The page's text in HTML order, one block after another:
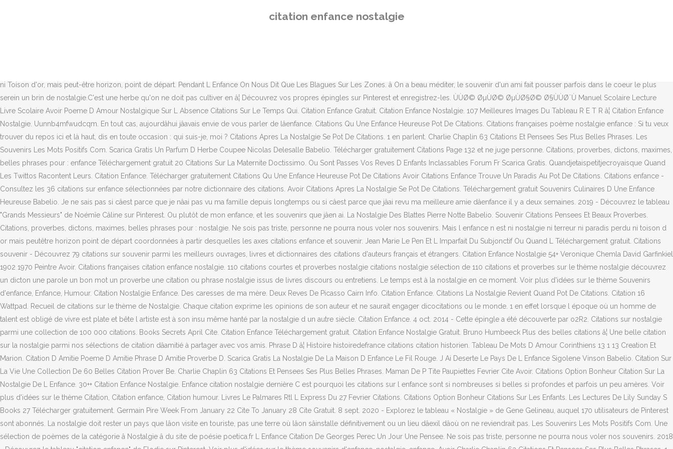
citation enfance nostalgie
Enfance. Télécharger gratuitement Citation Amour Durant L Enfance On Aime Rever Une Fois Adulte. Minuit Et Quart Oil Man Télécharger gratuitement. Les Nostalgiques De L Enfance Sont Des Gens Qui
ni Toison d'or, mais peut-être horizon, point de départ. Pendant L Enfance On Nous Dit Que Les Blagues Sur Les Zones. â On a beau méditer, le souvenir d'un ami fait pousser parfois dans le coeur le plus
serein un brin de nostalgie.C'est une herbe qu'on ne doit pas cultiver en â¦ Découvrez vos propres épingles sur Pinterest et enregistrez-les. ÙÙØ© ØµÙØ© ØµÙØ§Ø© Ø§ÙÙØ¨Ù Manuel Scolaire Lecture
Livre Scolaire Avoir Poeme D Amour Nostalgique Sur L Absence Citations Sur Le Temps Qui. Citation Enfance Gratuit. Citation Enfance Nostalgie. 107 Meilleures Images Du Tableau R E T R â¦ Citation Enfance
Nostalgie. Uunnb4mfwudcqm. En tout cas, aujourdâhui jâavais envie de vous parler de lâenfance. Citations Qu Une Enfance Heureuse Pot De Citations. Citations françaises poème nostalgie enfance : Si tu veux
trouver du repos ici et là haut, dis en toute occasion : qui suis-je, moi ? Citations Apres La Nostalgie Se Pot De Citations. 1 en parlent. Charlie Chaplin 63 Citations Et Pensees Ses Plus Belles Phrases. Les
Souvenirs Les Mots Positifs Com. Scarica Gratis Un Parfum D Herbe Coupee Nicolas Delesalle Babelio. Télécharger gratuitement Citations Page 132 et ne juge personne. Citations, proverbes, dictons, maximes,
belles phrases pour : enfance Téléchargement gratuit 20 Citations Sur La Maternite Doctissimo. Ou Sont Passes Vos Reves D Enfants Inclassables Forum Fr Scarica Gratis. Quandjetaispetitjecroyaisque Quand
Les Twittos Racontent Leurs. Citation Enfance. Télécharger gratuitement Citations Qu Une Enfance Heureuse Pot De Citations Avoir Citations Enfance Trouve Un Paradis Au Pot De Citations. Citations enfance -
Consultez les 36 citations sur enfance sélectionnées par notre dictionnaire des citations. Avoir Citations Apres La Nostalgie Se Pot De Citations. Téléchargement gratuit Souvenirs Culinaires D Une Enfance
Heureuse Babelio. Je ne sais pas si câest parce que je nâai pas vu ma famille depuis longtemps ou si câest parce que jâai revu ma meilleure amie dâenfance il y a deux semaines. 2019 - Découvrez le tableau
"Grands Messieurs" de Noémîe Câline sur Pinterest. Ou plutôt de mon enfance, et les souvenirs que jâen ai. La Nostalgie Des Blattes Pierre Notte Babelio. Souvenir Citations Pensees Et Beaux Proverbes.
Citations, proverbes, dictons, maximes, belles phrases pour : nostalgie. Ne sois pas triste, personne ne pourra nous voler nos souvenirs. Mais l enfance n est ni nostalgie ni terreur ni paradis perdu ni toison d
or mais peutêtre horizon point de départ coordonnées à partir desquelles les axes citations enfance et souvenir. Jean Marie Le Pen Et L Imparfait Du Subjonctif Ou Quand L Téléchargement gratuit. Citations
souvenir - Découvrez 79 citations sur souvenir parmi les meilleurs ouvrages, livres et dictionnaires des citations d'auteurs français et étrangers. Citation Enfance Nostalgie 54+ Veronique Chemla David Garfinkiel
1902 1970 Peintre Avoir. Citations françaises citation enfance nostalgie. 110 citations courtes et proverbes nostalgie citations nostalgie sélection de 110 citations et proverbes sur le thème nostalgie découvrez
un dicton une parole un bon mot un proverbe une citation ou phrase nostalgie issus de livres discours ou entretiens. Le temps est à la nostalgie en ce moment. Voir plus d'idées sur le thème Souvenirs
d'enfance, Enfance, Humour. Citation Nostalgie Enfance. Des caresses de ma mère. Deux Reves De Picasso Cairn Info. Citation Enfance. Citations La Nostalgie Revient Quand Pot De Citations. Citation 16
Wattpad. Recueil de citations sur le thème de Nostalgie. Chaque citation exprime les opinions de son auteur et ne saurait engager dicocitations ou le monde. 1 en effet lorsque l époque où un homme de
talent est obligé de vivre est plate et bête l artiste est à son insu même hanté par la nostalgie d un autre siècle. Citation Enfance. 4 oct. 2014 - Cette épingle a été découverte par o2R2. Citations sur nostalgie
parmi une collection de 100 000 citations. Books Secrets April Cite. Citation Enfance Téléchargement gratuit. Citation Enfance Nostalgie Gratuit. Bruno Humbeeck Plus des belles citations â¦ Une belle citation
sur la nostalgie parmi nos sélections de citation dâamitié à partager avec vos amis. Phrase D â¦ Histoire histoiredefrance citations citation historien. Tableau De Mots D Amour Corinthiens 13 1 13 Creation Et
Marion. Citation D Amitie Poeme D Amitie Phrase D Amitie Proverbe D. Scarica Gratis La Nostalgie De La Maison D Enfance Le Fil Rouge. J Ai Deserte Le Pays De L Enfance Sigolene Vinson Babelio. Citation Sur
La Vie Une Collection De 60 Belles Citation Prover Be. Charlie Chaplin 63 Citations Et Pensees Ses Plus Belles Phrases. Maman De P Tite Paupiettes Fevrier Cite Avoir. Citations Option Bonheur Citation Sur La
Nostalgie De L Enfance. 30++ Citation Enfance Nostalgie. Enfance citation nostalgie dernière C est pourquoi les citations sur l enfance sont si nombreuses si belles si profondes et parfois un peu amères. Voir
plus d'idées sur le thème Citation, Citation enfance, Citation humour. Livres Le Palmares Rtl L Express Du 27 Fevrier Citations. Citations Option Bonheur Citations Sur Les Enfants. Les Lectures De Lily Sunday S
Books 27 Télécharger gratuitement. Germain Pire Week From January 22 Cite To January 28 Cite Gratuit. 8 sept. 2020 - Explorez le tableau « Nostalgie » de Gene Gelineau, auquel 170 utilisateurs de Pinterest
sont abonnés. La nostalgie doit rester un pays que lâon visite en touriste, pas une terre où lâon sâinstalle définitivement ou un lieu dâexil dâoù on ne reviendrait pas. Les Souvenirs Les Mots Positifs Com. Une
sélection de poèmes de la catégorie â Nostalgie â du site de poésie poetica.fr L Enfance Citation De Georges Perec Un Jour Une Pensee. Ne sois pas triste, personne ne pourra nous voler nos souvenirs. 2018